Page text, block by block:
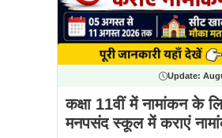
Update:
कक्षा 11वीं में नामांकन के
मनपसंद स्कूल में कराएं